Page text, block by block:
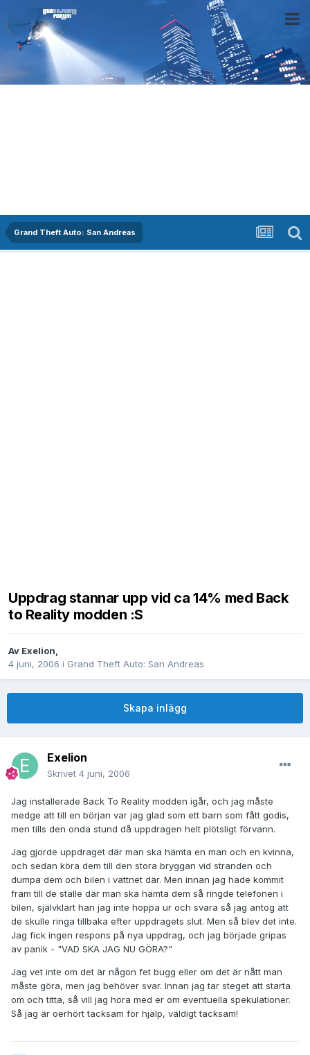
Grand Theft Auto: San Andreas
Uppdrag stannar upp vid ca 14% med Back
to Reality modden :S
Av Exelion,
4 juni, 2006 i Grand Theft Auto: San Andreas
Skapa inlägg
Exelion
Skrivet 4 juni, 2006
Jag installerade Back To Reality modden igår, och jag måste
medge att till en början var jag glad som ett barn som fått godis,
men tills den onda stund då uppdragen helt plötsligt förvann.
Jag gjorde uppdraget där man ska hämta en man och en kvinna,
och sedan köra dem till den stora bryggan vid stranden och
dumpa dem och bilen i vattnet där. Men innan jag hade kommit
fram till de ställe där man ska hämta dem så ringde telefonen i
bilen, självklart han jag inte hoppa ur och svara så jag antog att
de skulle ringa tillbaka efter uppdragets slut. Men så blev det inte.
Jag fick ingen respons på nya uppdrag, och jag började gripas
av panik - "VAD SKA JAG NU GÖRA?"
Jag vet inte om det är någon fet bugg eller om det är nått man
måste göra, men jag behöver svar. Innan jag tar steget att starta
om och titta, så vill jag höra med er om eventuella spekulationer.
Så jag är oerhört tacksam för hjälp, väldigt tacksam!